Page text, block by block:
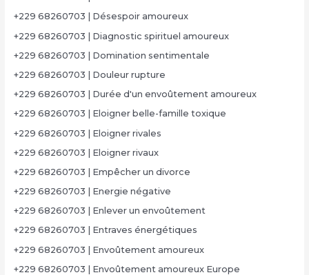
+229 68260703 | Désespoir amoureux
+229 68260703 | Diagnostic spirituel amoureux
+229 68260703 | Domination sentimentale
+229 68260703 | Douleur rupture
+229 68260703 | Durée d'un envoûtement amoureux
+229 68260703 | Eloigner belle-famille toxique
+229 68260703 | Eloigner rivales
+229 68260703 | Eloigner rivaux
+229 68260703 | Empêcher un divorce
+229 68260703 | Energie négative
+229 68260703 | Enlever un envoûtement
+229 68260703 | Entraves énergétiques
+229 68260703 | Envoûtement amoureux
+229 68260703 | Envoûtement amoureux Europe